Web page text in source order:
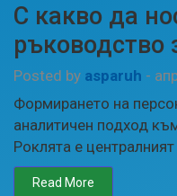
С какво да
ръководство
Posted by asparuh -
Формирането на
аналитичен подход
Роклята е централният
Read More